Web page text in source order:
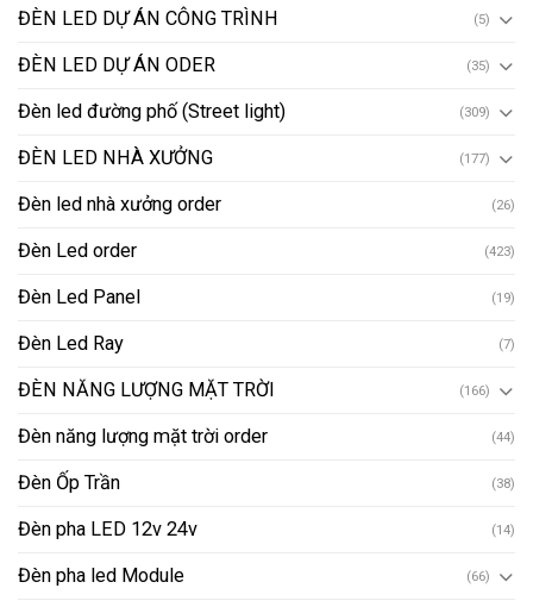
ĐÈN LED DỰ ÁN CÔNG TRÌNH (5)
ĐÈN LED DỰ ÁN ODER (35)
Đèn led đường phố (Street light) (309)
ĐÈN LED NHÀ XƯỞNG (177)
Đèn led nhà xưởng order (26)
Đèn Led order (423)
Đèn Led Panel (19)
Đèn Led Ray (7)
ĐÈN NĂNG LƯỢNG MẶT TRỜI (166)
Đèn năng lượng mặt trời order (44)
Đèn Ốp Trần (38)
Đèn pha LED 12v 24v (14)
Đèn pha led Module (66)